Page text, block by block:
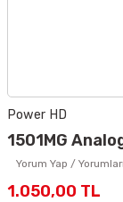
Power HD
1501MG
Yorum Yap /
1.050,00 TL